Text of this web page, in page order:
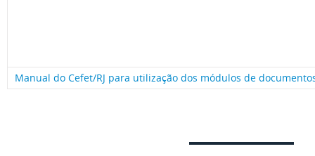
Manual do Cefet/RJ para utilização dos módulos de